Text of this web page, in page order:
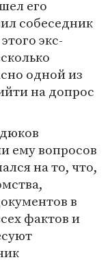
его
собеседник
экс-
одной из
на допрос
ему вопросов
на то, что,
в
фактов и